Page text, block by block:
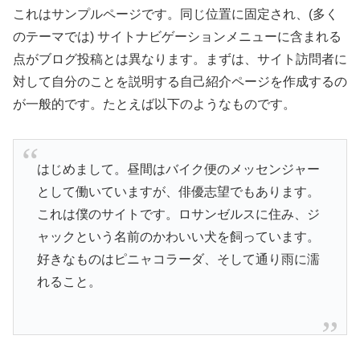
これはサンプルページです。同じ位置に固定され、(多く
のテーマでは) サイトナビゲーションメニューに含まれる
点がブログ投稿とは異なります。まずは、サイト訪問者に
対して自分のことを説明する自己紹介ページを作成するの
が一般的です。たとえば以下のようなものです。
はじめまして。昼間はバイク便のメッセンジャー
として働いていますが、俳優志望でもあります。
これは僕のサイトです。ロサンゼルスに住み、ジ
ャックという名前のかわいい犬を飼っています。
好きなものはピニャコラーダ、そして通り雨に濡
れること。